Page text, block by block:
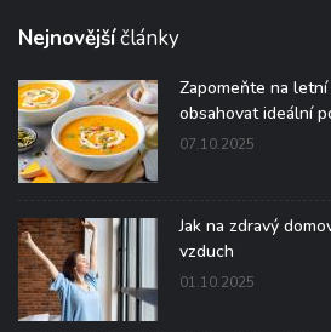
Nejnovějšíčlánky
Zapomeňte na
obsahovat ideální
07.10.2025
Jak na zdravý
vzduch
01.10.2025